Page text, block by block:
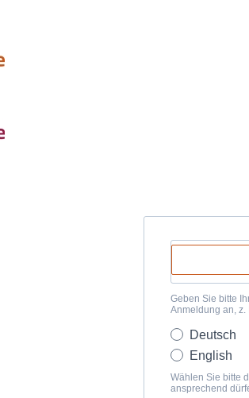
Geben Sie bitte
Anmeldung an, z.
Deutsch
English
Wählen Sie bitte
ansprechend